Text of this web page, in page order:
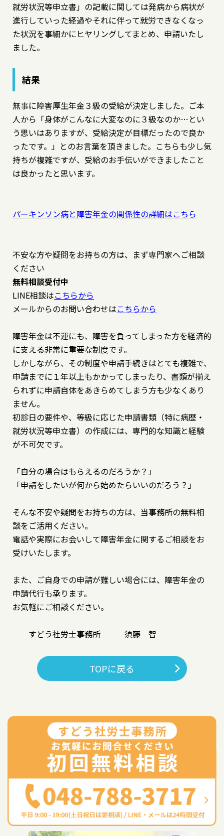
就労状況等申立書」の記載に関しては発病から病状が
進行していった経過やそれに伴って就労できなくなっ
た状況を事細かにヒヤリングしてまとめ、申請いたし
ました。
結果
無事に障害厚生年金３級の受給が決定しました。ご本
人から「身体がこんなに大変なのに３級なのか…とい
う思いはありますが、受給決定が目標だったので良か
ったです。」とのお言葉を頂きました。こちらも少し気
持ちが複雑ですが、受給のお手伝いができましたこと
は良かったと思います。
パーキンソン病と障害年金の関係性の詳細はこちら
不安な方や疑問をお持ちの方は、まず専門家へご相談
ください
無料相談受付中
LINE相談はこちらから
メールからのお問い合わせはこちらから
障害年金は不運にも、障害を負ってしまった方を経済的
に支える非常に重要な制度です。
しかしながら、その制度や申請手続きはとても複雑で、
申請までに１年以上もかかってしまったり、書類が揃え
られずに申請自体をあきらめてしまう方も少なくあり
ません。
初診日の要件や、等級に応じた申請書類（特に病歴・
就労状況等申立書）の作成には、専門的な知識と経験
が不可欠です。
「自分の場合はもらえるのだろうか？」
「申請をしたいが何から始めたらいいのだろう？」
そんな不安や疑問をお持ちの方は、当事務所の無料相
談をご活用ください。
電話や実際にお会いして障害年金に関するご相談をお
受けいたします。
また、ご自身での申請が難しい場合には、障害年金の
申請代行も承ります。
お気軽にご相談ください。
すどう社労士事務所 須藤 智
TOPに戻る